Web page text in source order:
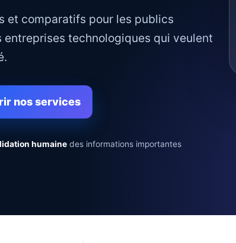
et comparatifs pour les publics
technologiques qui veulent
nos services
humaine des informations importantes